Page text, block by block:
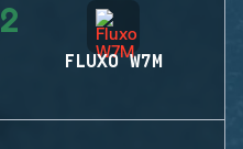
2
FLUXO W7M